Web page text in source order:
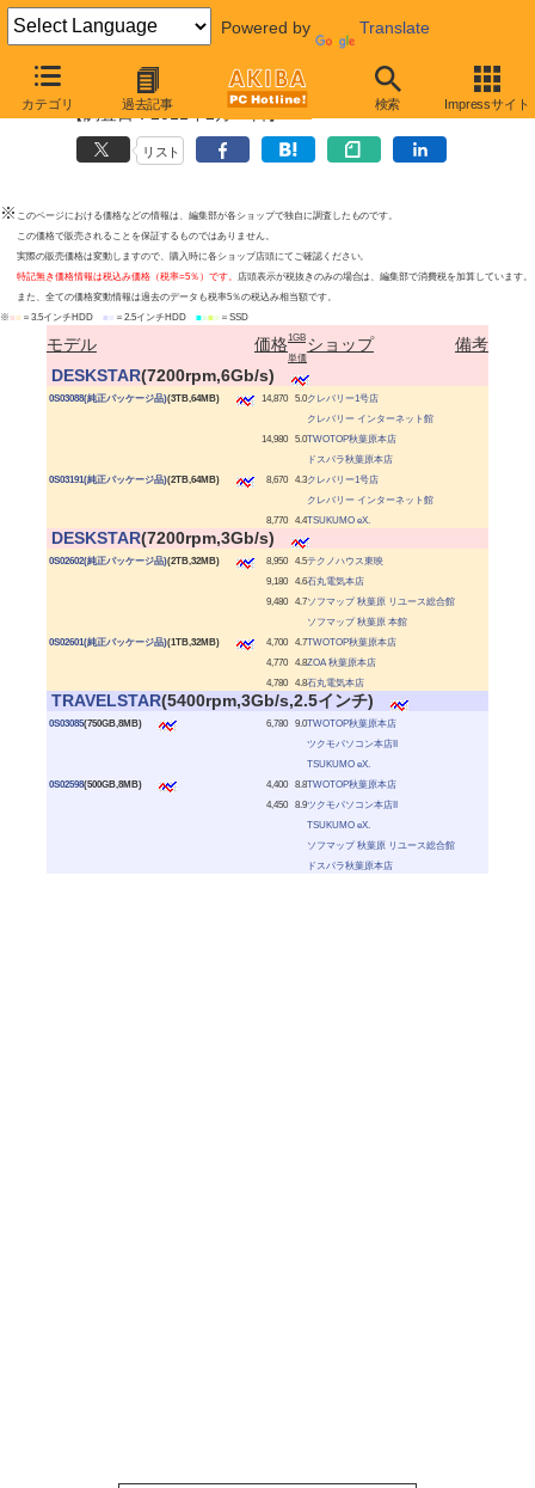
Powered by Translate
カテゴリ 過去記事 検索 Impressサイト
日立 HDD最安値上位ショップ
【調査日：2011年2月17日】
リスト
※ このページにおける価格などの情報は、編集部が各ショップで独自に調査したものです。
この価格で販売されることを保証するものではありません。
実際の販売価格は変動しますので、購入時に各ショップ店頭にてご確認ください。
特記無き価格情報は税込み価格（税率=5％）です。
店頭表示が税抜きのみの場合は、編集部で消費税を加算しています。
また、全ての価格変動情報は過去のデータも税率5％の税込み相当額です。
※ ■■ ＝3.5インチHDD ■ ＝2.5インチHDD ■■■■ ＝SSD
モデル 価格1GB
単価
ショップ
備考
DESKSTAR(7200rpm,6Gb/s)
0S03088(純正パッケージ品)(3TB,64MB) 14,870 5.0クレバリー1号店
クレバリー インターネット館
14,980
5.0TWOTOP秋葉原本店
ドスパラ秋葉原本店
0S03191(純正パッケージ品)(2TB,64MB) 8,670 4.3クレバリー1号店
クレバリー インターネット館
8,770
4.4TSUKUMO eX.
DESKSTAR(7200rpm,3Gb/s)
0S02602(純正パッケージ品)(2TB,32MB) 8,950 4.5テクノハウス東映
9,180
4.6石丸電気本店
9,480
4.7ソフマップ 秋葉原 リユース総合館
ソフマップ 秋葉原 本館
0S02601(純正パッケージ品)(1TB,32MB) 4,700 4.7TWOTOP秋葉原本店
4,770
4.8ZOA 秋葉原本店
4,780
4.8石丸電気本店
TRAVELSTAR(5400rpm,3Gb/s,2.5インチ)
0S03085(750GB,8MB) 6,780 9.0TWOTOP秋葉原本店
ツクモパソコン本店II
TSUKUMO eX.
0S02598(500GB,8MB) 4,400 8.8TWOTOP秋葉原本店
4,450
8.9ツクモパソコン本店II
TSUKUMO eX.
ソフマップ 秋葉原 リユース総合館
ドスパラ秋葉原本店